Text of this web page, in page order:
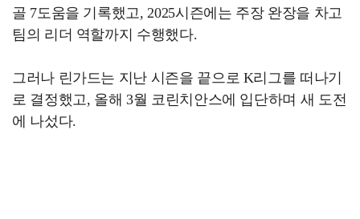
골 7도움을 기록했고, 2025시즌에는 주장 완장을 차고
팀의 리더 역할까지 수행했다.
그러나 린가드는 지난 시즌을 끝으로 K리그를 떠나기
로 결정했고, 올해 3월 코린치안스에 입단하며 새 도전
에 나섰다.